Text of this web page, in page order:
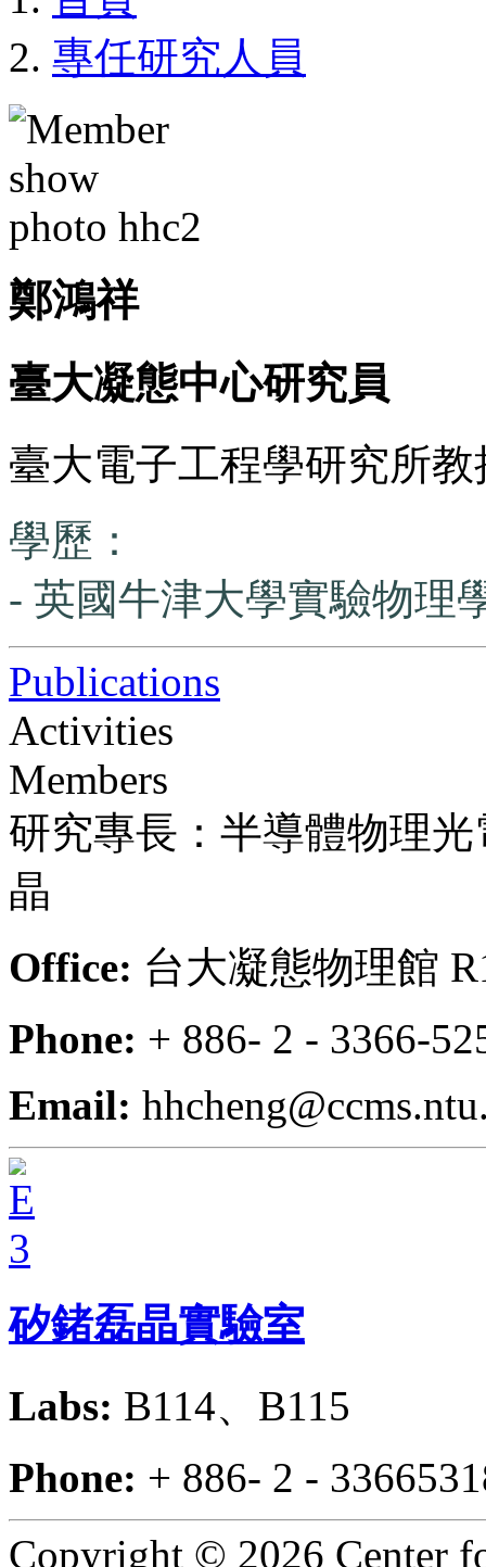
專任研究人員
鄭鴻祥
臺大凝態中心研究員
臺大電子工程學研究所教
學歷：
- 英國牛津大學實驗物理
Publications
Activities
Members
研究專長：半導體物理
晶
Office: 台大凝態物理館
Phone: + 886- 2 - 3366-
Email:
矽鍺磊晶實驗室
Labs: B114、B115
Phone: + 886- 2 -
Copyright © 2026 Center